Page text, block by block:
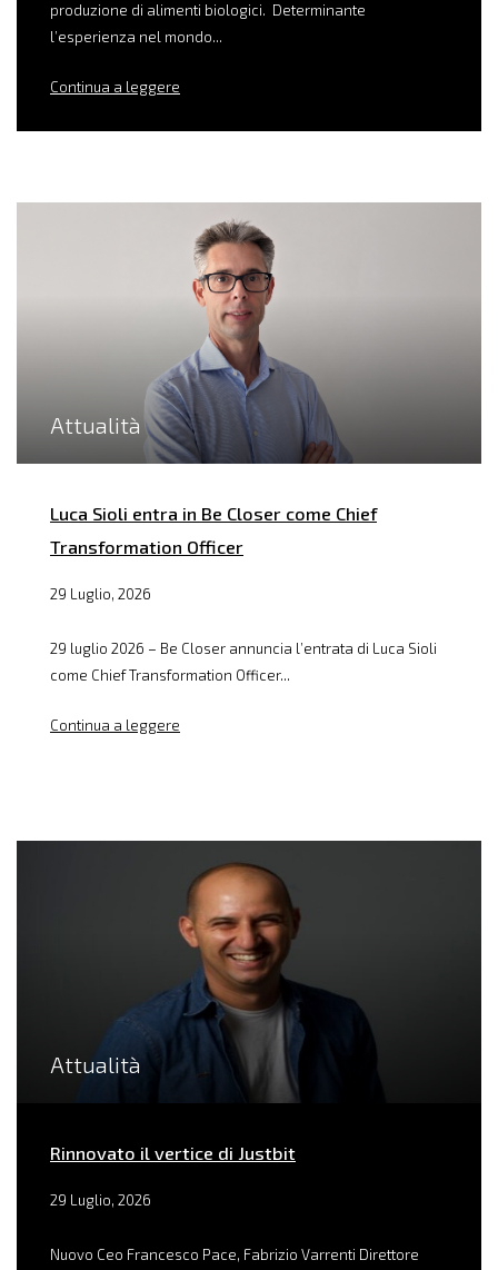
produzione di alimenti biologici. Determinante
l’esperienza nel mondo...
Continua a leggere
Attualità
Luca Sioli entra in Be Closer come Chief
Transformation Officer
29 Luglio, 2026
29 luglio 2026 – Be Closer annuncia l’entrata di Luca Sioli
come Chief Transformation Officer...
Continua a leggere
Attualità
Rinnovato il vertice di Justbit
29 Luglio, 2026
Nuovo Ceo Francesco Pace, Fabrizio Varrenti Direttore